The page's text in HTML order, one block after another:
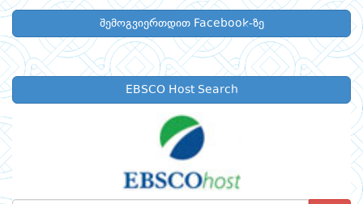
შემოგვიერთდით Facebook-ზე
EBSCO Host Search